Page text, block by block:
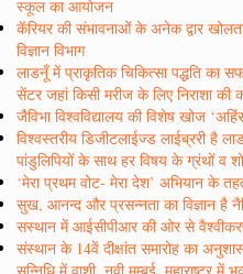
स्कूल का आयोजन
कॅरियर की संभावनाओं के अनेक द्वार
विज्ञान विभाग
लाडनूँ में प्राकृतिक चिकित्सा पद्धति का
सेंटर जहां किसी मरीज के लिए निराशा की
जैविभा विश्वविद्यालय की विशेष खोज
विश्वस्तरीय डिजीटलाईज्ड लाईब्ररी है
पांडुलिपियों के साथ हर विषय के ग्रंथों व
‘मेरा प्रथम वोट- मेरा देश’ अभियान के
सुख, आनन्द और प्रसन्नता का विज्ञान है
सस्थान में आईसीपीआर की ओर से
संस्थान के 14वें दीक्षांत समारोह का